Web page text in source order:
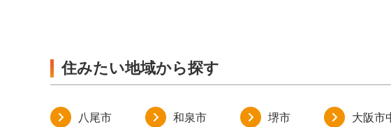
住みたい地域から探す
八尾市 和泉市 堺市 大阪市